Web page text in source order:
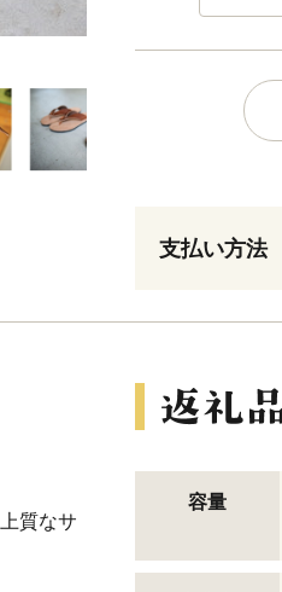
支払い方法
質なサ
容量